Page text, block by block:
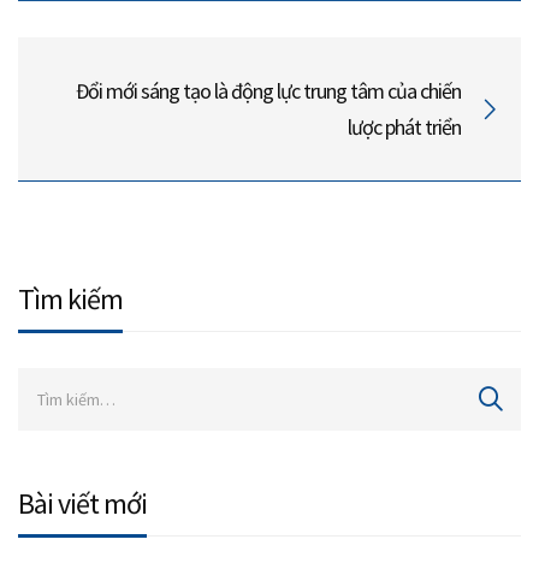
Đổi mới sáng tạo là động lực trung tâm của chiến
lược phát triển
Tìm kiếm
Bài viết mới